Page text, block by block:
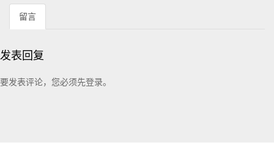
留言
发表回复
要发表评论，您必须先登录。